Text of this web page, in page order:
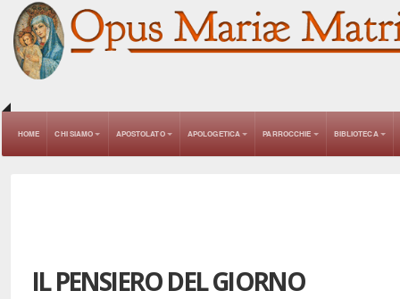
HOME CHI SIAMO APOSTOLATO APOLOGETICA PARROCCHIE BIBLIOTECA
IL PENSIERO DEL GIORNO